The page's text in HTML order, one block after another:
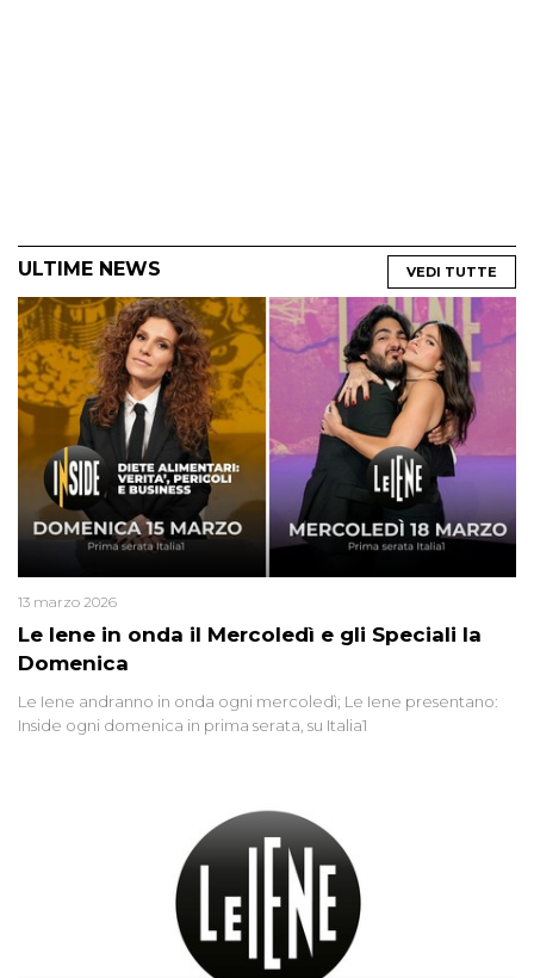
ULTIME NEWS VEDI TUTTE
Le Iene in onda il Mercoledì e gli Speciali la
Domenica
13 marzo 2026
Le Iene andranno in onda ogni mercoledì; Le Iene presentano:
Inside ogni domenica in prima serata, su Italia1